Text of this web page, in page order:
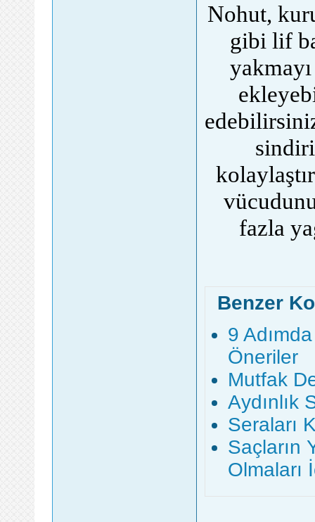
Nohut,
gibi lif
fazla
Benzer
9
Öneriler
Mutfak
Aydınlık
Seraları
Saçların
Olmaları